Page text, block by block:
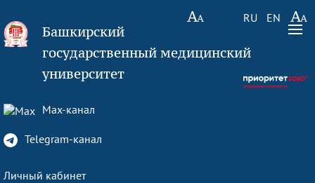
RU EN
Башкирский
государственный медицинский
университет
Max-канал
Telegram-канал
Личный кабинет